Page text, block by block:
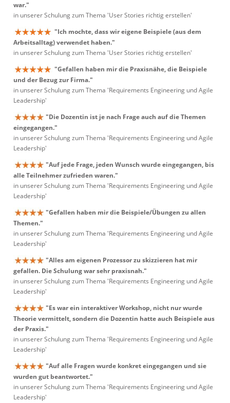
war."
in unserer Schulung zum Thema 'User Stories richtig erstellen'
"Ich mochte, dass wir eigene Beispiele (aus dem
Arbeitsalltag) verwendet haben."
in unserer Schulung zum Thema 'User Stories richtig erstellen'
"Gefallen haben mir die Praxisnähe, die Beispiele
und der Bezug zur Firma."
in unserer Schulung zum Thema 'Requirements Engineering und Agile
Leadership'
"Die Dozentin ist je nach Frage auch auf die Themen
eingegangen."
in unserer Schulung zum Thema 'Requirements Engineering und Agile
Leadership'
"Auf jede Frage, jeden Wunsch wurde eingegangen, bis
alle Teilnehmer zufrieden waren."
in unserer Schulung zum Thema 'Requirements Engineering und Agile
Leadership'
"Gefallen haben mir die Beispiele/Übungen zu allen
Themen."
in unserer Schulung zum Thema 'Requirements Engineering und Agile
Leadership'
"Alles am eigenen Prozessor zu skizzieren hat mir
gefallen. Die Schulung war sehr praxisnah."
in unserer Schulung zum Thema 'Requirements Engineering und Agile
Leadership'
"Es war ein interaktiver Workshop, nicht nur wurde
Theorie vermittelt, sondern die Dozentin hatte auch Beispiele aus
der Praxis."
in unserer Schulung zum Thema 'Requirements Engineering und Agile
Leadership'
"Auf alle Fragen wurde konkret eingegangen und sie
wurden gut beantwortet."
in unserer Schulung zum Thema 'Requirements Engineering und Agile
Leadership'